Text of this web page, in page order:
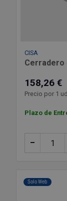
CISA
Cerradero
158,26 €
Precio por 1 ud
Plazo de
–
Solo Web